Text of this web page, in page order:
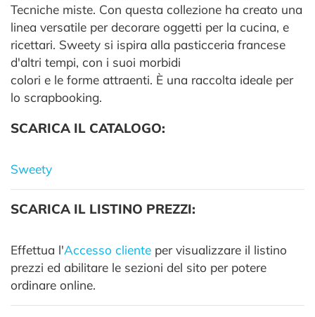
Tecniche miste. Con questa collezione ha creato una
linea versatile per decorare oggetti per la cucina, e
ricettari. Sweety si ispira alla pasticceria francese
d'altri tempi, con i suoi morbidi
colori e le forme attraenti. È una raccolta ideale per
lo scrapbooking.
SCARICA IL CATALOGO:
Sweety
SCARICA IL LISTINO PREZZI:
Effettua l'Accesso cliente per visualizzare il listino
prezzi ed abilitare le sezioni del sito per potere
ordinare online.